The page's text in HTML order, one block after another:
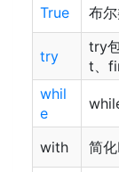
True 布
try
try
t、
whil
e
with 简